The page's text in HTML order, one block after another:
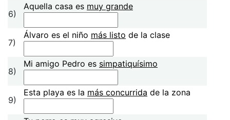
6)
Aquella casa es muy grande
7)
Álvaro es el niño más listo de la clase
8)
Mi amigo Pedro es simpatiquísimo
9)
Esta playa es la más concurrida de la zona